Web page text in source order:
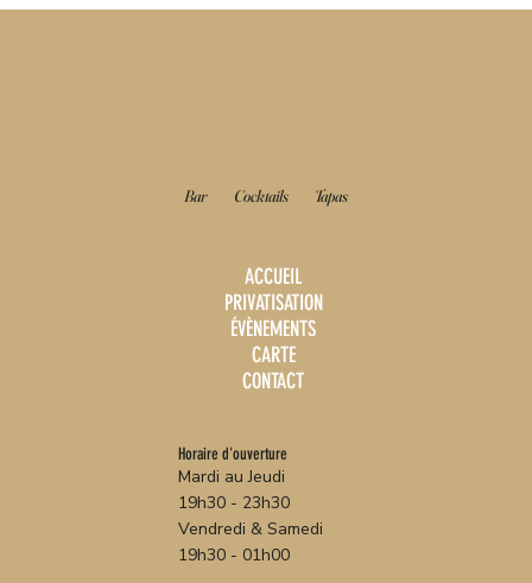
Bar Cocktails Tapas
ACCUEIL
PRIVATISATION
ÉVÈNEMENTS
CARTE
CONTACT
Horaire d'ouverture
Mardi au Jeudi
19h30 - 23h30
Vendredi & Samedi
19h30 - 01h00